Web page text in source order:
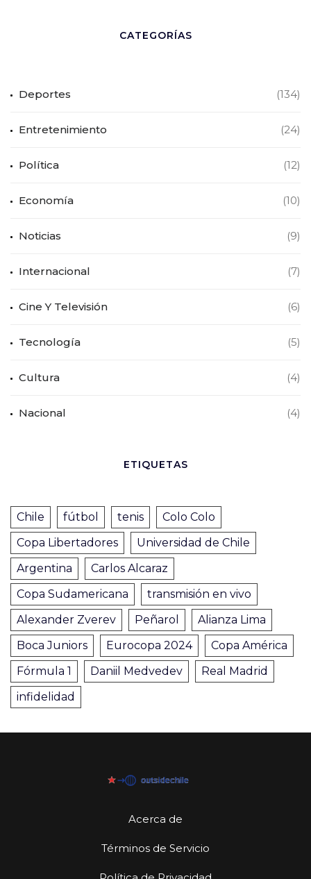
CATEGORÍAS
Deportes (134)
Entretenimiento (24)
Política (12)
Economía (10)
Noticias (9)
Internacional (7)
Cine Y Televisión (6)
Tecnología (5)
Cultura (4)
Nacional (4)
ETIQUETAS
Chile fútbol tenis
Colo Colo
Copa Libertadores
Universidad de Chile
Argentina
Carlos Alcaraz
Copa Sudamericana
transmisión en vivo
Alexander Zverev
Peñarol
Alianza Lima
Boca Juniors
Eurocopa 2024
Copa América
Fórmula 1
Daniil Medvedev
Real Madrid
infidelidad
Acerca de
Términos de Servicio